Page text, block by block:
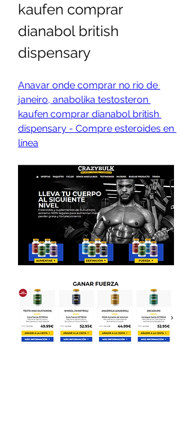
kaufen comprar
dianabol british
dispensary
Anavar onde comprar no rio de
janeiro, anabolika testosteron
kaufen comprar dianabol british
dispensary - Compre esteroides en
línea